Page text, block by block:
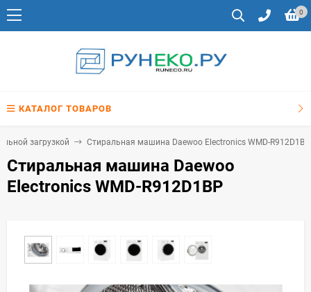
0
КАТАЛОГ ТОВАРОВ
загрузкой Стиральная машина Daewoo Electronics WMD-R912D1BP
Стиральная машина Daewoo
Electronics WMD-R912D1BP